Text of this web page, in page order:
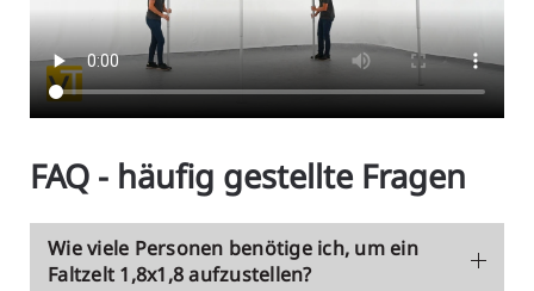
FAQ - häufig gestellte Fragen
Wie viele Personen benötige ich, um ein
Faltzelt 1,8x1,8 aufzustellen?